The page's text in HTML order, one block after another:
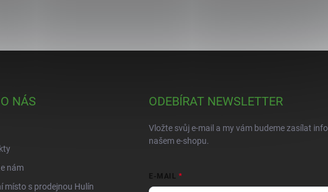
NÁS
nám
místo s prodejnou Hulín
ODEBÍRAT NEWSLETTER
Vložte svůj e-mail a my vám budeme zasílat
našem e-shopu.
E-MAIL